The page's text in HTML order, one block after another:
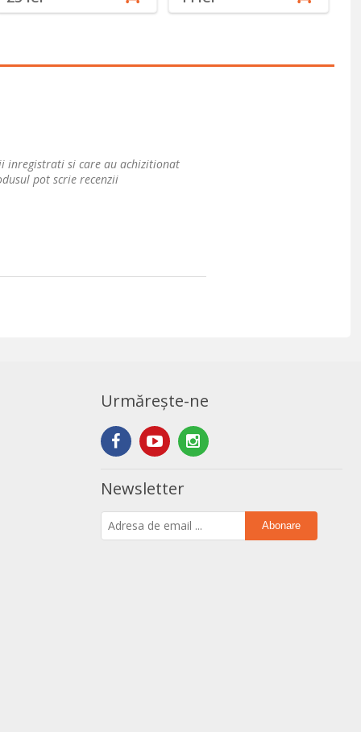
inregistrati si care au achizitionat
pot scrie recenzii
Urmărește-ne
Newsletter
Abonare